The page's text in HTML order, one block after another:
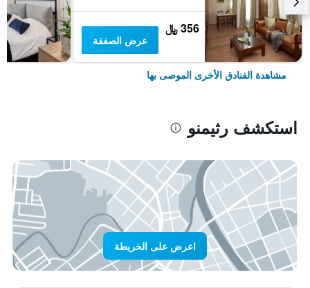
356 ﷼
عرض الصفقة
مشاهدة الفنادق الأخرى الموصى بها
استكشف رثيمنو
اعرض على الخريطة